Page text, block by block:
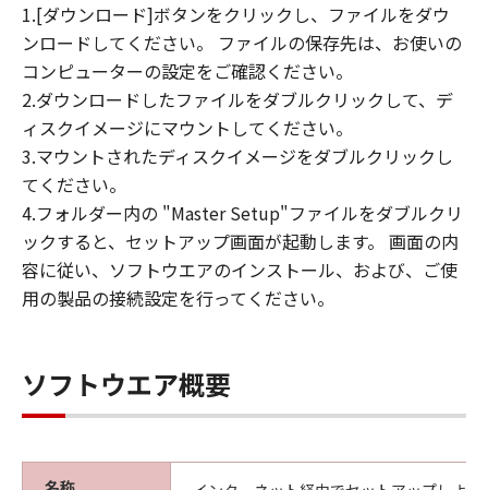
1.[ダウンロード]ボタンをクリックし、ファイルをダウ
ンロードしてください。 ファイルの保存先は、お使いの
コンピューターの設定をご確認ください。
2.ダウンロードしたファイルをダブルクリックして、デ
ィスクイメージにマウントしてください。
3.マウントされたディスクイメージをダブルクリックし
てください。
4.フォルダー内の "Master Setup"ファイルをダブルクリ
ックすると、セットアップ画面が起動します。 画面の内
容に従い、ソフトウエアのインストール、および、ご使
用の製品の接続設定を行ってください。
ソフトウエア概要